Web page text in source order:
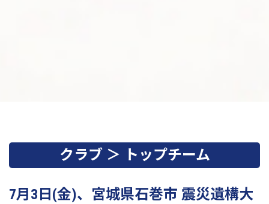
クラブ ＞ トップチーム
7月3日(金)、宮城県石巻市 震災遺構大